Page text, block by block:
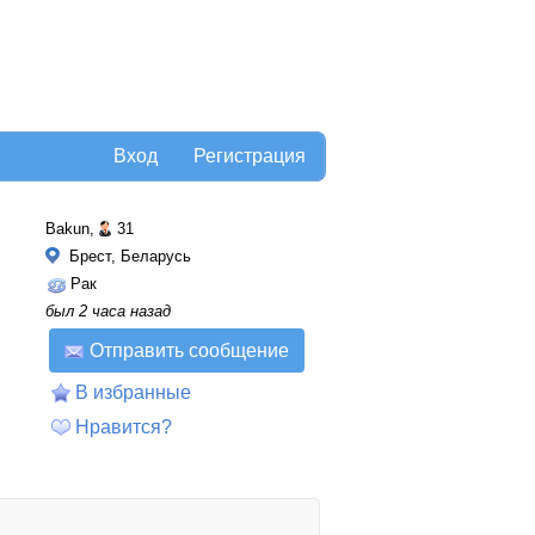
Регистрация
Вход
Bakun,
31
Брест, Беларусь
Рак
был 2 часа назад
Отправить сообщение
В избранные
Нравится?